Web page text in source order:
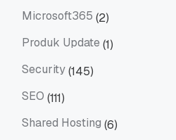
Microsoft365 (2)
Produk Update (1)
Security(145)
SEO (111)
Shared Hosting (6)